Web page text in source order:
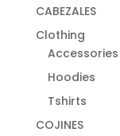
CABEZALES
Clothing
Accessories
Hoodies
Tshirts
COJINES